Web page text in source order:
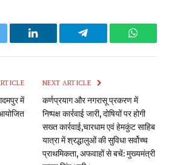
LinkedIn Telegram
में
NEXT ARTICLE
कर्णप्रयाग और नगरासू प्रकरण में
निष्पक्ष कार्रवाई जारी, दोषियों पर होगी
सख्त कार्रवाई,चारधाम एवं हेमकुंट साहिब
यात्रा में श्रद्धालुओं की सुविधा सर्वोच्च
प्राथमिकता, अफवाहों से बचें: मुख्यमंत्री